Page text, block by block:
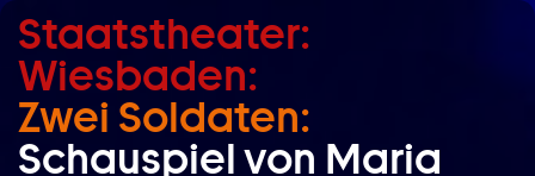
Zum Hauptinhalt springen
Zum Footer springen
Staatstheater:
Wiesbaden:
Zwei Soldaten:
Schauspiel von Maria